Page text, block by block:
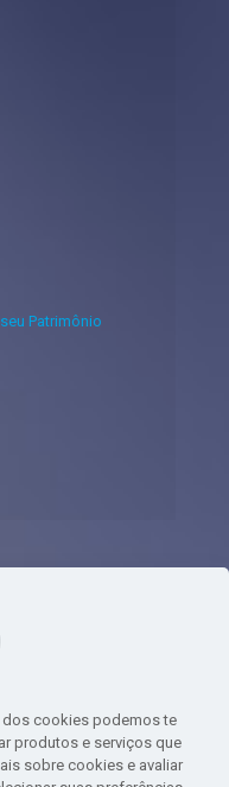
Patrimônio
Seguros Ltda - CNPJ:
AV DOS
- OSASCO - UF SP -
9266
dos cookies podemos te
produtos e serviços que
sobre cookies e avaliar